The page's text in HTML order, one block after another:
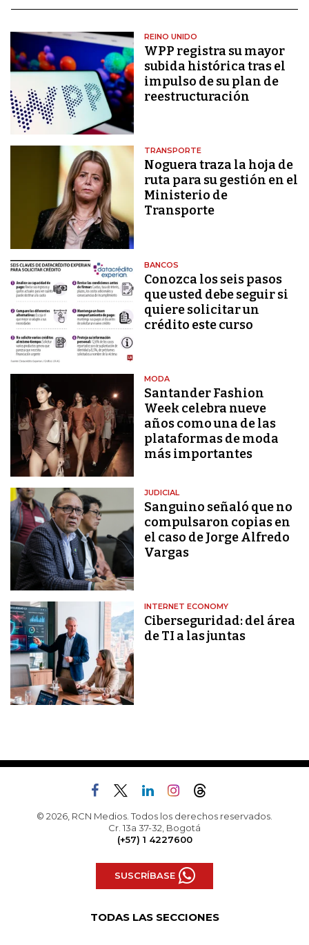
REINO UNIDO
WPP registra su mayor
subida histórica tras el
impulso de su plan de
reestructuración
TRANSPORTE
Noguera traza la hoja de
ruta para su gestión en el
Ministerio de
Transporte
BANCOS
Conozca los seis pasos
que usted debe seguir si
quiere solicitar un
crédito este curso
MODA
Santander Fashion
Week celebra nueve
años como una de las
plataformas de moda
más importantes
JUDICIAL
Sanguino señaló que no
compulsaron copias en
el caso de Jorge Alfredo
Vargas
INTERNET ECONOMY
Ciberseguridad: del área
de TI a las juntas
© 2026, RCN Medios. Todos los derechos reservados.
Cr. 13a 37-32, Bogotá
(+57) 1 4227600
SUSCRÍBASE
TODAS LAS SECCIONES